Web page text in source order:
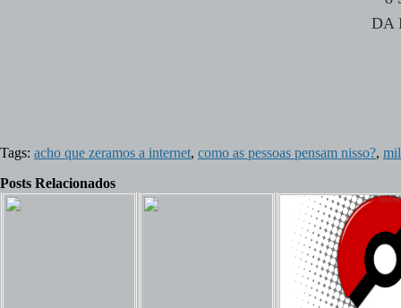
DA
Tags: acho que zeramos a internet, como as pessoas pensam nisso?,
Posts Relacionados